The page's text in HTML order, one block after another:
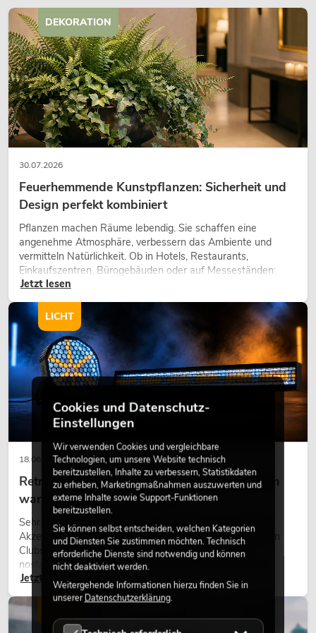
30.07.2026
Feuerhemmende Kunstpflanzen: Sicherheit und
Design perfekt kombiniert
Pflanzen machen Räume lebendig. Sie schaffen eine
angenehme Atmosphäre, verbessern das Ambiente und
vermitteln Natürlichkeit. Ob in Hotels, Restaurants,
Einkaufszentren, Bürogebäuden oder auf Messeständen:
eine hochwertige Begrünung gehört heute längst zum
modernen Raumkonzept.
Jetzt lesen
DEKORATION
18.06.2026
Retro-Licht im modernen Lichtdesign: Warum
warmes Licht wieder wirkt
Sehr warmes Licht, sichtbare Leuchtflächen und farbige
Akzente prägen viele aktuelle Lichtdesigns auf Bühnen, in
Clubs und bei Events. Retro-Licht ist dabei kein rein
nostalgischer Effekt, sondern ein bewusst eingesetztes
Gestaltungsmittel: Es schafft Atmosphäre, gibt Szenen
Charakter und kann technische LED-Setups emotionaler
wirken lassen.
Jetzt lesen
LICHT
Cookies und Datenschutz-
Einstellungen
Wir verwenden Cookies und vergleichbare
Technologien, um unsere Website technisch
bereitzustellen, Inhalte zu verbessern, Statistikdaten
zu erheben, Marketingmaßnahmen auszuwerten und
externe Inhalte sowie Support-Funktionen
bereitzustellen.
Sie können selbst entscheiden, welchen Kategorien
und Diensten Sie zustimmen möchten. Technisch
erforderliche Dienste sind notwendig und können
nicht deaktiviert werden.
Weitergehende Informationen hierzu finden Sie in
unsererDatenschutzerklärung.